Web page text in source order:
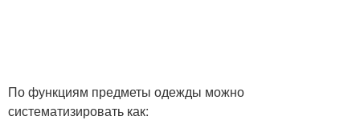
По функциям предметы одежды можно
систематизировать как: